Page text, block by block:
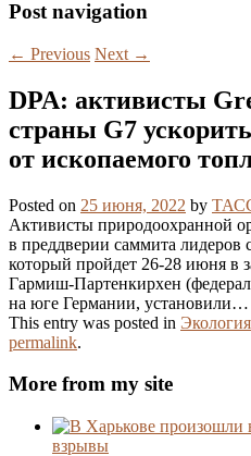
Post navigation
← Previous Next →
DPA: активисты
страны G7
от ископаемого
Posted on 25 июня, 2022 by
Активисты природоохранной
в преддверии саммита лидеров
который пройдет 26-28 июня в
Гармиш-Партенкирхен
на юге Германии, установили…
This entry was posted in Экология
permalink.
More from my site
взрывы